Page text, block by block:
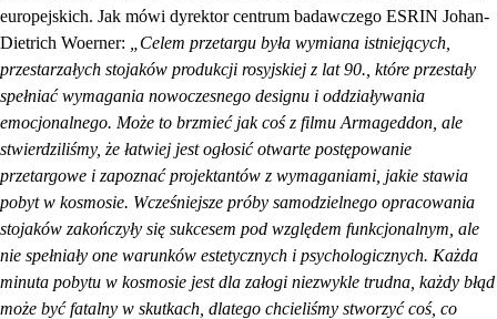
europejskich. Jak mówi dyrektor centrum badawczego ESRIN Johan-
Dietrich Woerner:
„Celem przetargu była wymiana istniejących,
przestarzałych stojaków produkcji rosyjskiej z lat 90., które przestały
spełniać wymagania nowoczesnego designu i oddziaływania
emocjonalnego. Może to brzmieć jak coś z filmu Armageddon, ale
stwierdziliśmy, że łatwiej jest ogłosić otwarte postępowanie
przetargowe i zapoznać projektantów z wymaganiami, jakie stawia
pobyt w kosmosie. Wcześniejsze próby samodzielnego opracowania
stojaków zakończyły się sukcesem pod względem funkcjonalnym, ale
nie spełniały one warunków estetycznych i psychologicznych. Każda
minuta pobytu w kosmosie jest dla załogi niezwykle trudna, każdy błąd
może być fatalny w skutkach, dlatego chcieliśmy stworzyć coś, co